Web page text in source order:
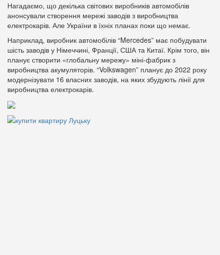
Нагадаємо, що декілька світових виробників автомобілів
анонсували створення мережі заводів з виробництва
електрокарів. Але України в їхніх планах поки що немає.
Наприклад, виробник автомобілів “Mercedes” має побудувати
шість заводів у Німеччині, Франції, США та Китаї. Крім того, він
планує створити «глобальну мережу» міні-фабрик з
виробництва акумуляторів. “Volkswagen” планує до 2022 року
модернізувати 16 власних заводів, на яких збудують лінії для
виробництва електрокарів.